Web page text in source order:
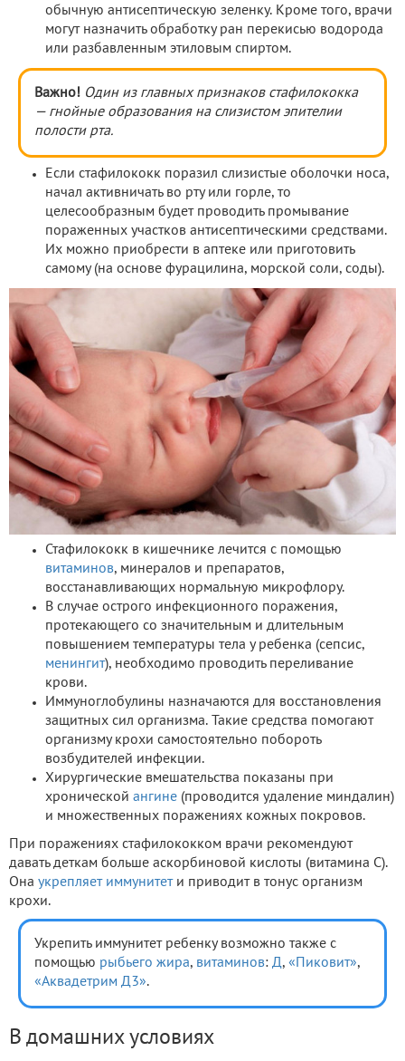
обычную антисептическую зеленку. Кроме того, врачи
могут назначить обработку ран перекисью водорода
или разбавленным этиловым спиртом.
Важно! Один из главных признаков стафилококка
— гнойные образования на слизистом эпителии
полости рта.
Если стафилококк поразил слизистые оболочки носа,
начал активничать во рту или горле, то
целесообразным будет проводить промывание
пораженных участков антисептическими средствами.
Их можно приобрести в аптеке или приготовить
самому (на основе фурацилина, морской соли, соды).
Стафилококк в кишечнике лечится с помощью
витаминов, минералов и препаратов,
восстанавливающих нормальную микрофлору.
В случае острого инфекционного поражения,
протекающего со значительным и длительным
повышением температуры тела у ребенка (сепсис,
менингит), необходимо проводить переливание
крови.
Иммуноглобулины назначаются для восстановления
защитных сил организма. Такие средства помогают
организму крохи самостоятельно побороть
возбудителей инфекции.
Хирургические вмешательства показаны при
хронической ангине (проводится удаление миндалин)
и множественных поражениях кожных покровов.
При поражениях стафилококком врачи рекомендуют
давать деткам больше аскорбиновой кислоты (витамина С).
Она укрепляет иммунитети приводит в тонус организм
крохи.
Укрепить иммунитет ребенку возможно также с
помощью рыбьего жира, витаминов: Д, «Пиковит»,
«Аквадетрим Д3».
В домашних условиях